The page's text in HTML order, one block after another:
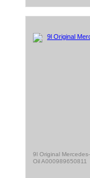
9l Original
Oil A000989650811